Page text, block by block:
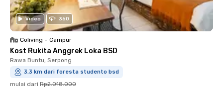
Video 360
Coliving • Campur
Kost Rukita Anggrek Loka BSD
Rawa Buntu, Serpong
3.3 km dari foresta studento bsd
mulai dari Rp2.018.000